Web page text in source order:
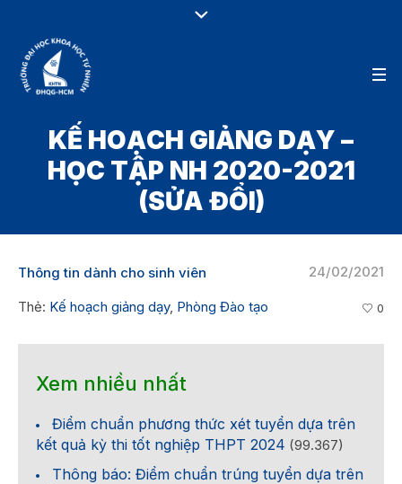
KẾ HOẠCH GIẢNG DẠY –
HỌC TẬP NH 2020-2021
(SỬA ĐỔI)
24/02/2021
Thông tin dành cho sinh viên
Thẻ: Kế hoạch giảng dạy, Phòng Đào tạo 0
Xem nhiều nhất
Điểm chuẩn phương thức xét tuyển dựa trên
kết quả kỳ thi tốt nghiệp THPT 2024 (99.367)
Thông báo: Điểm chuẩn trúng tuyển dựa trên